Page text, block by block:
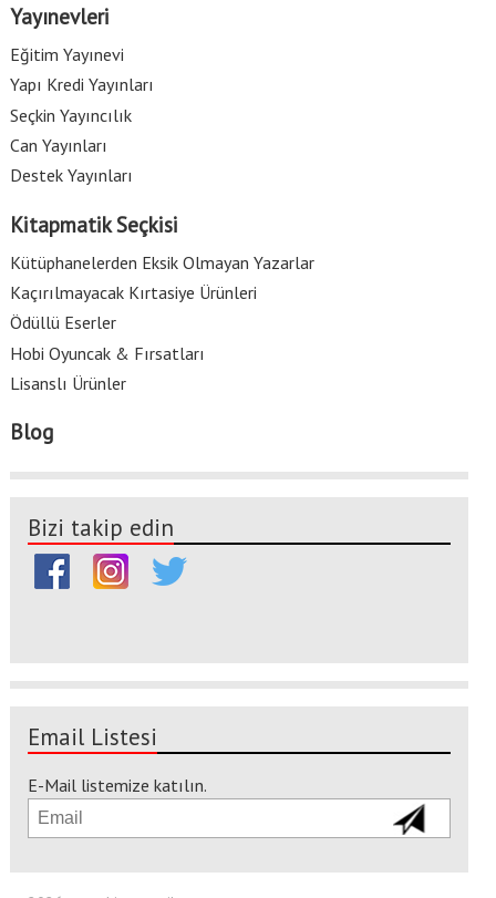
Yayınevleri
Eğitim Yayınevi
Yapı Kredi Yayınları
Seçkin Yayıncılık
Can Yayınları
Destek Yayınları
Kitapmatik Seçkisi
Kütüphanelerden Eksik Olmayan Yazarlar
Kaçırılmayacak Kırtasiye Ürünleri
Ödüllü Eserler
Hobi Oyuncak & Fırsatları
Lisanslı Ürünler
Blog
Bizi takip edin
Email Listesi
E-Mail listemize katılın.